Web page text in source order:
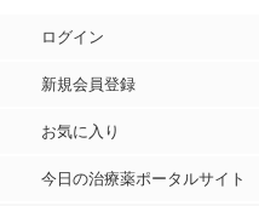
ログイン
新規会員登録
お気に入り
今日の治療薬ポータルサイト